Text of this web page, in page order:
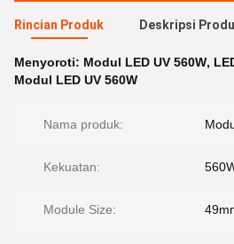
Rincian Produk Deskripsi
Menyoroti: Modul LED UV 560W,
Modul LED UV 560W
Nama produk:
Kekuatan:
Module Size: